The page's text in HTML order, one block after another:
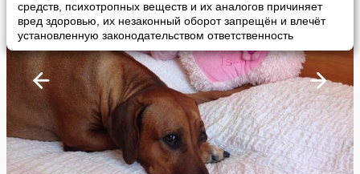
средств, психотропных веществ и их аналогов причиняет
вред здоровью, их незаконный оборот запрещён и влечёт
установленную законодательством ответственность